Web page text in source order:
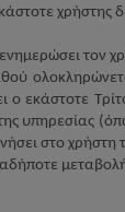
χρήστης
τον
εκάστοτε
υπηρεσίας
στο